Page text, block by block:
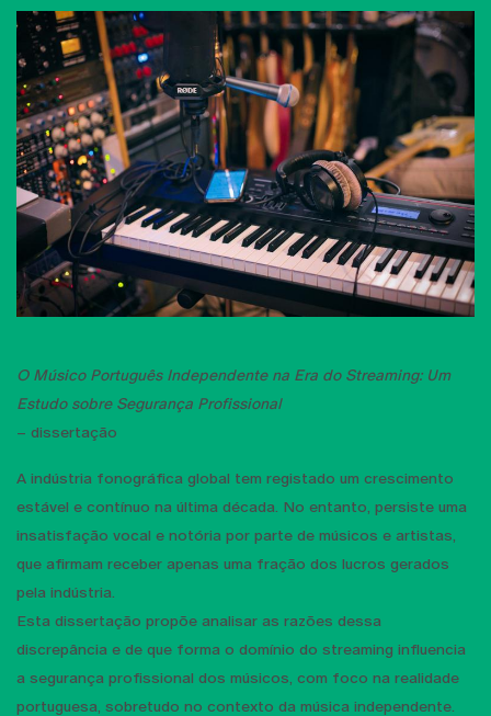
O Músico Português Independente na Era do Streaming: Um
Estudo sobre Segurança Profissional
– dissertação
A indústria fonográfica global tem registado um crescimento
estável e contínuo na última década. No entanto, persiste uma
insatisfação vocal e notória por parte de músicos e artistas,
que afirmam receber apenas uma fração dos lucros gerados
pela indústria.
Esta dissertação propõe analisar as razões dessa
discrepância e de que forma o domínio do streaming influencia
a segurança profissional dos músicos, com foco na realidade
portuguesa, sobretudo no contexto da música independente.